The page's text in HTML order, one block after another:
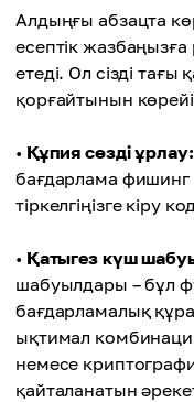
Алдыңғы абзацта
есептік жазбаңызға
етеді. Ол сізді
қорғайтынын
• Құпия сөзді ұрлау:
бағдарлама фишинг
тіркелгіңізге кіру
• Қатыгез күш
шабуылдары – бұл
бағдарламалық
ықтимал
немесе
қайталанатын